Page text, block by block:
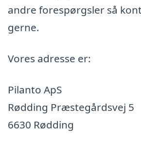
andre forespørgsler så
gerne.
Vores adresse er:
Pilanto ApS
Rødding Præstegårdsvej 5
6630 Rødding